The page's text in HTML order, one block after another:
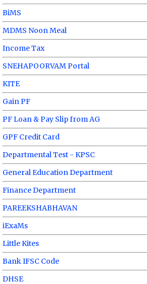
BiMS
MDMS Noon Meal
Income Tax
SNEHAPOORVAM Portal
KITE
Gain PF
PF Loan & Pay Slip from AG
GPF Credit Card
Departmental Test - KPSC
General Education Department
Finance Department
PAREEKSHABHAVAN
iExaMs
Little Kites
Bank IFSC Code
DHSE